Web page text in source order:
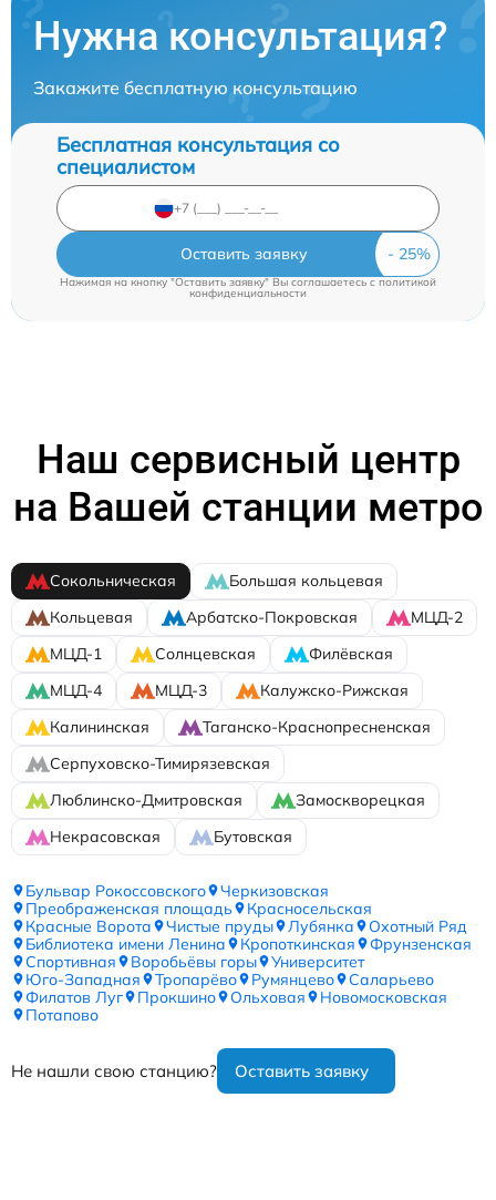
Нужна консультация?
Закажите бесплатную консультацию
Бесплатная консультация со
специалистом
Оставить заявку
Нажимая на кнопку "Оставить заявку" Вы соглашаетесь cполитикой
конфиденциальности
Наш сервисный центр
на Вашей станции метро
Сокольническая
Большая кольцевая
Кольцевая
Арбатско-Покровская
МЦД-2
МЦД-1
Солнцевская
Филёвская
МЦД-4
МЦД-3
Калужско-Рижская
Калининская
Таганско-Краснопресненская
Серпуховско-Тимирязевская
Люблинско-Дмитровская
Замоскворецкая
Некрасовская
Бутовская
Бульвар Рокоссовского
Черкизовская
Преображенская площадь
Красносельская
Красные Ворота
Чистые пруды Лубянка
Охотный Ряд
Библиотека имени Ленина
Кропоткинская
Фрунзенская
Спортивная
Воробьёвы горы
Университет
Юго-Западная
Тропарёво Румянцево
Саларьево
Филатов Луг
Прокшино Ольховая
Новомосковская
Потапово
Не нашли свою станцию? Оставить заявку